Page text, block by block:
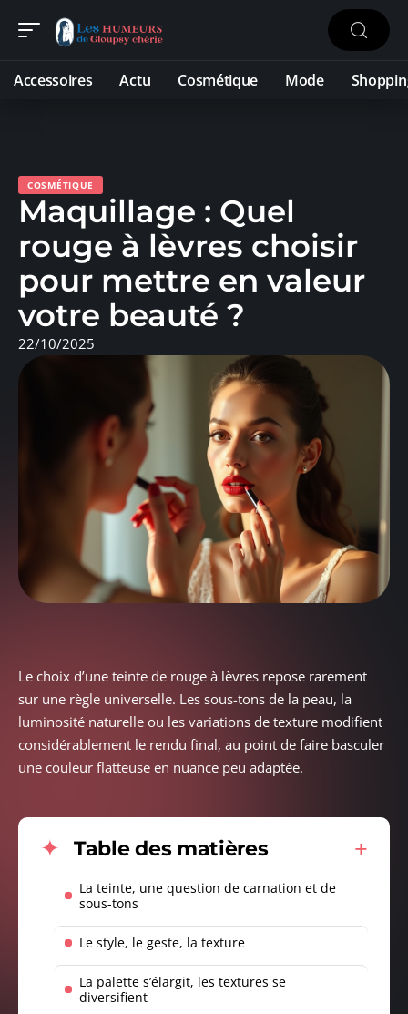
Accessoires Actu Cosmétique Mode
COSMÉTIQUE
Maquillage : Quel
rouge à lèvres choisir
pour mettre en valeur
votre beauté ?
22/10/2025
Le choix d’une teinte de rouge à lèvres repose rarement
sur une règle universelle. Les sous-tons de la peau, la
luminosité naturelle ou les variations de texture modifient
considérablement le rendu final, au point de faire basculer
une couleur flatteuse en nuance peu adaptée.
Table des matières
La teinte, une question de carnation et de
sous-tons
Le style, le geste, la texture
La palette s’élargit, les textures se
diversifient